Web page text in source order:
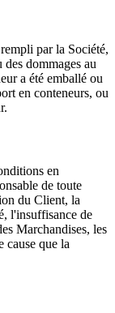
par la Société,
des dommages au
a été emballé ou
en conteneurs, ou
en
de toute
du Client, la
l'insuffisance de
Marchandises, les
cause que la